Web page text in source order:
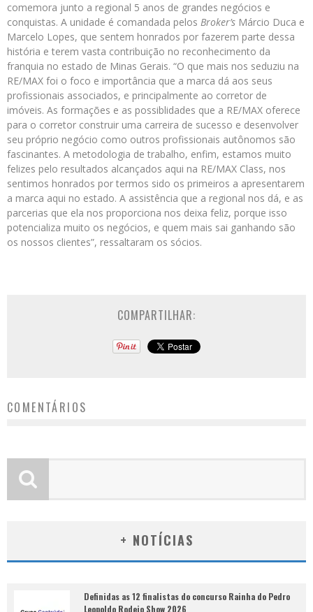
comemora junto a regional 5 anos de grandes negócios e
conquistas. A unidade é comandada pelos Broker’s Márcio Duca e
Marcelo Lopes, que sentem honrados por fazerem parte dessa
história e terem vasta contribuição no reconhecimento da
franquia no estado de Minas Gerais. “O que mais nos seduziu na
RE/MAX foi o foco e importância que a marca dá aos seus
profissionais associados, e principalmente ao corretor de
imóveis. As formações e as possiblidades que a RE/MAX oferece
para o corretor construir uma carreira de sucesso e desenvolver
seu próprio negócio como outros profissionais autônomos são
fascinantes. A metodologia de trabalho, enfim, estamos muito
felizes pelo resultados alcançados aqui na RE/MAX Class, nos
sentimos honrados por termos sido os primeiros a apresentarem
a marca aqui no estado. A assistência que a regional nos dá, e as
parcerias que ela nos proporciona nos deixa feliz, porque isso
potencializa muito os negócios, e quem mais sai ganhando são
os nossos clientes”, ressaltaram os sócios.
COMPARTILHAR:
COMENTÁRIOS
+ NOTÍCIAS
Definidas as 12 finalistas do concurso Rainha do Pedro
Leopoldo Rodeio Show 2026